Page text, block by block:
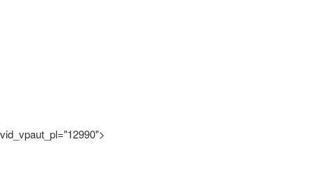
vid_vpaut_pl="12990">